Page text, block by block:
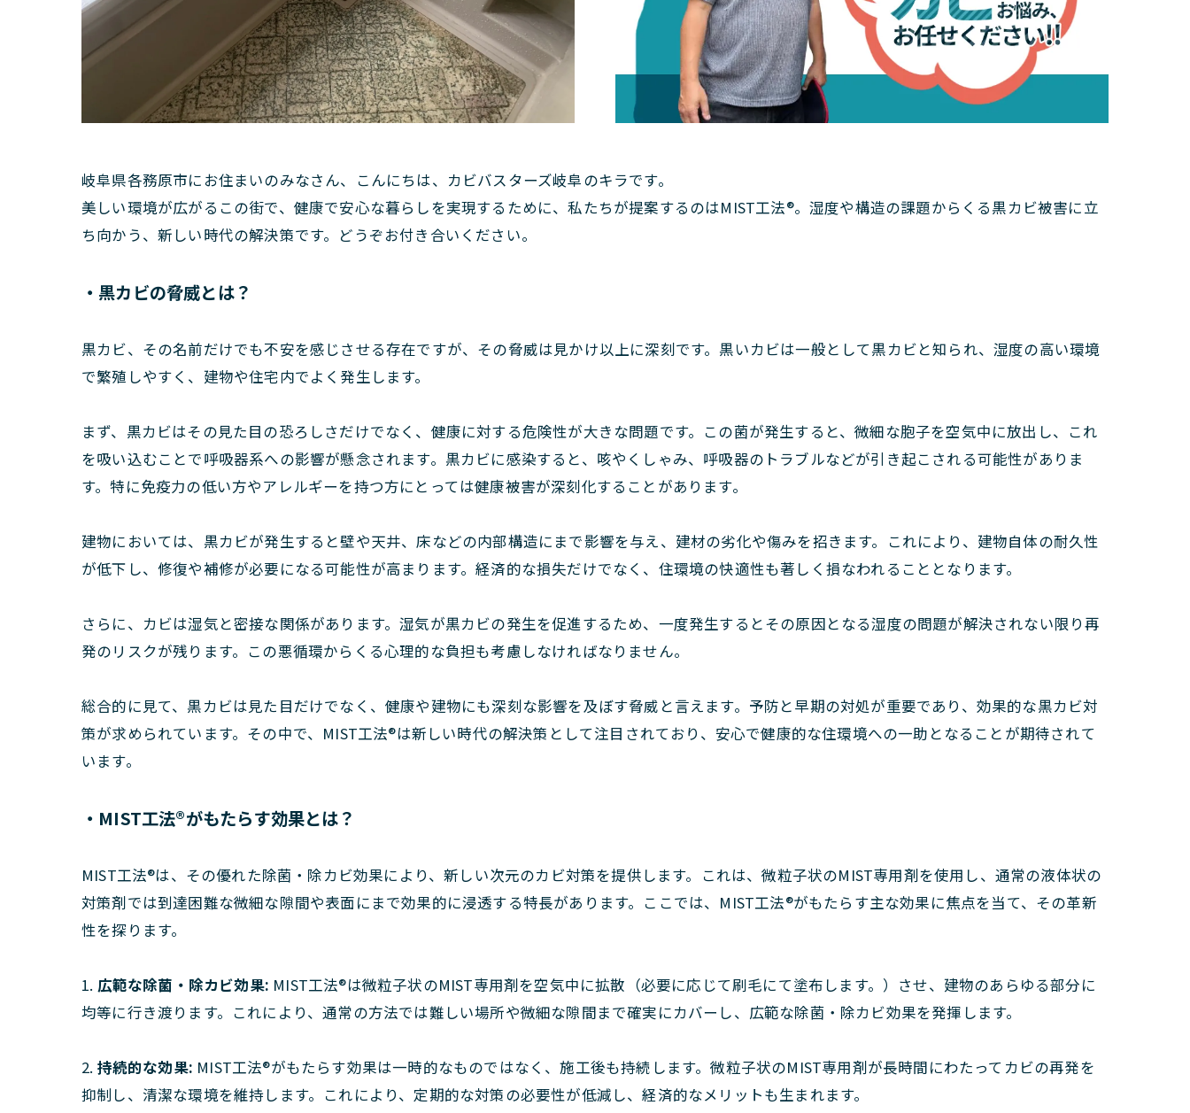
岐阜県各務原市にお住まいのみなさん、こんにちは、カビバスターズ岐阜のキラです。
美しい環境が広がるこの街で、健康で安心な暮らしを実現するために、私たちが提案するのはMIST工法®。湿度や構造の課題からくる黒カビ被害に立
ち向かう、新しい時代の解決策です。どうぞお付き合いください。
・黒カビの脅威とは？
黒カビ、その名前だけでも不安を感じさせる存在ですが、その脅威は見かけ以上に深刻です。黒いカビは一般として黒カビと知られ、湿度の高い環境
で繁殖しやすく、建物や住宅内でよく発生します。
まず、黒カビはその見た目の恐ろしさだけでなく、健康に対する危険性が大きな問題です。この菌が発生すると、微細な胞子を空気中に放出し、これ
を吸い込むことで呼吸器系への影響が懸念されます。黒カビに感染すると、咳やくしゃみ、呼吸器のトラブルなどが引き起こされる可能性がありま
す。特に免疫力の低い方やアレルギーを持つ方にとっては健康被害が深刻化することがあります。
建物においては、黒カビが発生すると壁や天井、床などの内部構造にまで影響を与え、建材の劣化や傷みを招きます。これにより、建物自体の耐久性
が低下し、修復や補修が必要になる可能性が高まります。経済的な損失だけでなく、住環境の快適性も著しく損なわれることとなります。
さらに、カビは湿気と密接な関係があります。湿気が黒カビの発生を促進するため、一度発生するとその原因となる湿度の問題が解決されない限り再
発のリスクが残ります。この悪循環からくる心理的な負担も考慮しなければなりません。
総合的に見て、黒カビは見た目だけでなく、健康や建物にも深刻な影響を及ぼす脅威と言えます。予防と早期の対処が重要であり、効果的な黒カビ対
策が求められています。その中で、MIST工法®は新しい時代の解決策として注目されており、安心で健康的な住環境への一助となることが期待されて
います。
・MIST工法®がもたらす効果とは？
MIST工法®は、その優れた除菌・除カビ効果により、新しい次元のカビ対策を提供します。これは、微粒子状のMIST専用剤を使用し、通常の液体状の
対策剤では到達困難な微細な隙間や表面にまで効果的に浸透する特長があります。ここでは、MIST工法®がもたらす主な効果に焦点を当て、その革新
性を探ります。
1. 広範な除菌・除カビ効果: MIST工法®は微粒子状のMIST専用剤を空気中に拡散（必要に応じて刷毛にて塗布します。）させ、建物のあらゆる部分に
均等に行き渡ります。これにより、通常の方法では難しい場所や微細な隙間まで確実にカバーし、広範な除菌・除カビ効果を発揮します。
2. 持続的な効果: MIST工法®がもたらす効果は一時的なものではなく、施工後も持続します。微粒子状のMIST専用剤が長時間にわたってカビの再発を
抑制し、清潔な環境を維持します。これにより、定期的な対策の必要性が低減し、経済的なメリットも生まれます。